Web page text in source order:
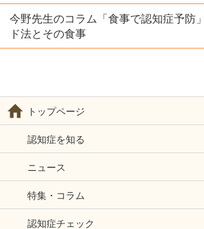
今野先生のコラム「食事で認知症予防
ド法とその食事
トップページ
認知症を知る
ニュース
特集・コラム
認知症チェック